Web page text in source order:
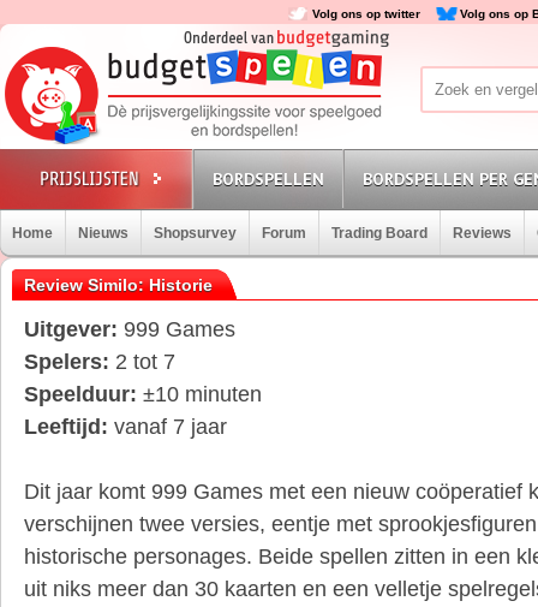
Volg ons op twitter Volg ons op
BORDSPELLEN BORDSPELLEN PER
Home Nieuws Shopsurvey Forum Trading Board Reviews
Review Similo: Historie
Uitgever: 999 Games
Spelers: 2 tot 7
Speelduur: ±10 minuten
Leeftijd: vanaf 7 jaar
Dit jaar komt 999 Games met een nieuw coöperatief
verschijnen twee versies, eentje met
historische personages. Beide spellen zitten in een
uit niks meer dan 30 kaarten en een velletje